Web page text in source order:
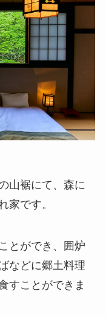
山裾にて、森に
家です。
とができ、囲炉
などに郷土料理
すことができま